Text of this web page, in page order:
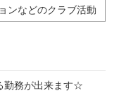
ンなどのクラブ活動
勤務が出来ます☆